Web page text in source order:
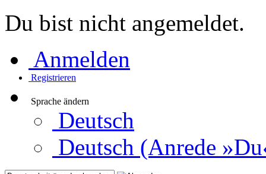
Du bist nicht angemeldet.
Anmelden
Registrieren
Sprache ändern
Deutsch
Deutsch (Anrede